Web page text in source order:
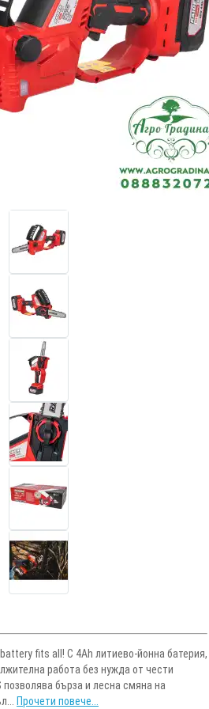
fits all! С 4Ah литиево-йонна батерия,
работа без нужда от чести
бърза и лесна смяна на
Прочети повече...